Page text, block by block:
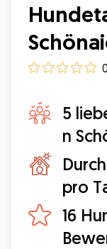
0
5
n
pro
16